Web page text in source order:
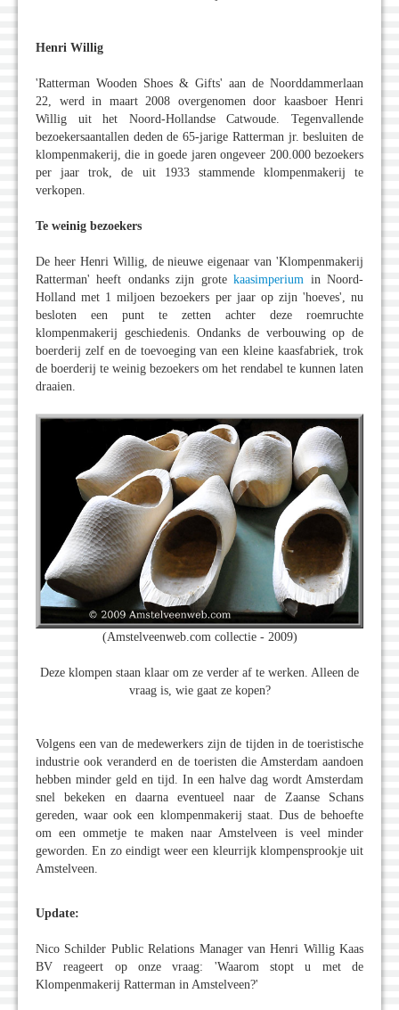
Henri Willig
'Ratterman Wooden Shoes & Gifts' aan de Noorddammerlaan
22, werd in maart 2008 overgenomen door kaasboer Henri
Willig uit het Noord-Hollandse Catwoude. Tegenvallende
bezoekersaantallen deden de 65-jarige Ratterman jr. besluiten de
klompenmakerij, die in goede jaren ongeveer 200.000 bezoekers
per jaar trok, de uit 1933 stammende klompenmakerij te
verkopen.
Te weinig bezoekers
De heer Henri Willig, de nieuwe eigenaar van 'Klompenmakerij
Ratterman' heeft ondanks zijn grotekaasimperium in Noord-
Holland met 1 miljoen bezoekers per jaar op zijn 'hoeves', nu
besloten een punt te zetten achter deze roemruchte
klompenmakerij geschiedenis. Ondanks de verbouwing op de
boerderij zelf en de toevoeging van een kleine kaasfabriek, trok
de boerderij te weinig bezoekers om het rendabel te kunnen laten
draaien.
(Amstelveenweb.com collectie - 2009)
Deze klompen staan klaar om ze verder af te werken. Alleen de
vraag is, wie gaat ze kopen?
Volgens een van de medewerkers zijn de tijden in de toeristische
industrie ook veranderd en de toeristen die Amsterdam aandoen
hebben minder geld en tijd. In een halve dag wordt Amsterdam
snel bekeken en daarna eventueel naar de Zaanse Schans
gereden, waar ook een klompenmakerij staat. Dus de behoefte
om een ommetje te maken naar Amstelveen is veel minder
geworden. En zo eindigt weer een kleurrijk klompensprookje uit
Amstelveen.
Update:
Nico Schilder Public Relations Manager van Henri Willig Kaas
BV reageert op onze vraag: 'Waarom stopt u met de
Klompenmakerij Ratterman in Amstelveen?'